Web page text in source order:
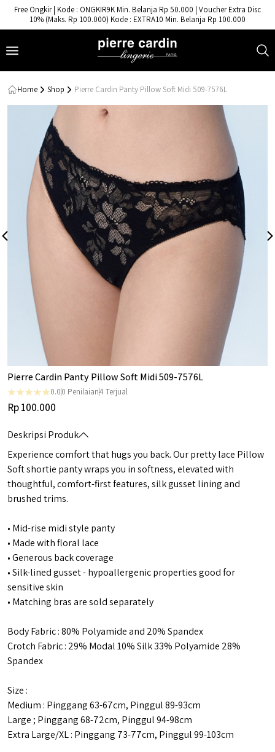
Free Ongkir | Kode : ONGKIR9K Min. Belanja Rp 50.000 | Voucher Extra Disc
10% (Maks. Rp 100.000) Kode : EXTRA10 Min. Belanja Rp 100.000
Home Shop Pierre Cardin Panty Pillow Soft Midi 509-7576L
Pierre Cardin Panty Pillow Soft Midi 509-7576L
0.00 Penilaian4 Terjual
Rp 100.000
Deskripsi Produk
Experience comfort that hugs you back. Our pretty lace Pillow
Soft shortie panty wraps you in softness, elevated with
thoughtful, comfort-first features, silk gusset lining and
brushed trims.
• Mid-rise midi style panty
• Made with floral lace
• Generous back coverage
• Silk-lined gusset - hypoallergenic properties good for
sensitive skin
• Matching bras are sold separately
Body Fabric : 80% Polyamide and 20% Spandex
Crotch Fabric : 29% Modal 10% Silk 33% Polyamide 28%
Spandex
Size :
Medium : Pinggang 63-67cm, Pinggul 89-93cm
Large ; Pinggang 68-72cm, Pinggul 94-98cm
Extra Large/XL : Pinggang 73-77cm, Pinggul 99-103cm
- Pierre Cardin Lingerie